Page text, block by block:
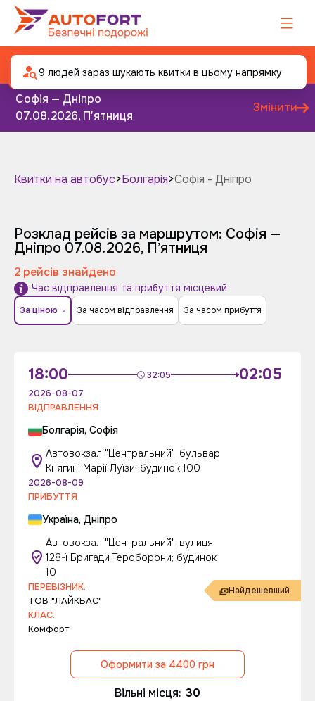
Автобус Софія - Дніпро
Софія — Дніпро
07.08.2026, Пʼятниця
Змінити
Квитки на автобус>Болгарія>Софія - Дніпро
9 людей зараз шукають квитки в цьому напрямку
Розклад рейсів за маршрутом: Софія —
Дніпро 07.08.2026, Пʼятниця
2 рейсів знайдено
Час відправлення та прибуття місцевий
За ціною За часом відправлення За часом прибуття
18:00 32:05 02:05
2026-08-07
ВІДПРАВЛЕННЯ
Болгарія, Софія
Автовокзал "Центральний", бульвар
Княгині Марії Луїзи; будинок 100
2026-08-09
ПРИБУТТЯ
Україна, Дніпро
Автовокзал "Центральний", вулиця
128-ї Бригади Тероборони; будинок
10
Найдешевший
ПЕРЕВІЗНИК:
ТОВ "ЛАЙКБАС"
КЛАС:
Комфорт
Оформити за 4400 грн
Вільні місця: 30